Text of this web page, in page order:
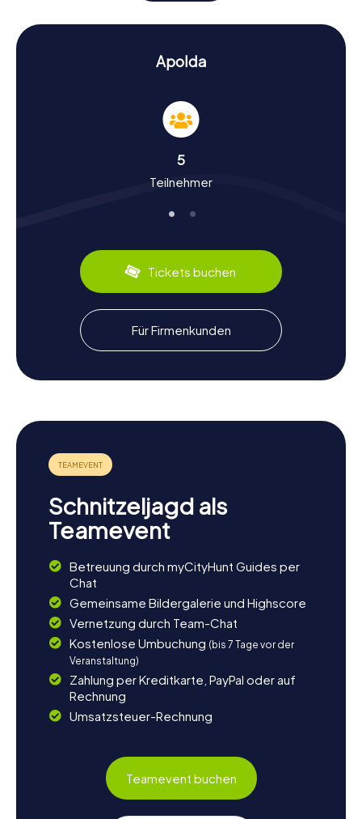
fantastischen Ausblick über die Stadt und die umliegende
Landschaft. An jeder dieser Stationen erwarten euch
knifflige Rätsel, die es zu lösen gilt.
Die myCityHunt Schnitzeljagden in Apolda sind nicht nur
Geschichte der Stadt. Apolda, bekannt als die
„Glockenstadt“, hat eine lange Tradition im
Stadt erlebte im 19. Jahrhundert durch die Textilindustrie
wichtigen Industriestandort in der Region. Wusstet ihr,
dass in Apolda die Hunderasse Dobermann gezüchtet
wurde? Dies und viele weitere interessante Fakten
erwarten euch auf eurer Schnitzeljagd. Probiert auch die
regionalen Köstlichkeiten, wie die Thüringer Bratwurst, die
hier besonders schmackhaft ist.
Nach der Schnitzeljagd in Apolda die
Umgebung erkunden
die Umgebung weiter erkunden. Ein Spaziergang entlang
der Ilm oder ein Besuch im nahegelegenen Weimar bieten
sich an, um den Tag ausklingen zu lassen. Wenn ihr noch
mehr über die Geschichte der Region erfahren möchtet,
seinem charmanten Ambiente beeindruckt. Genießt die
Ruhe der Natur oder lasst euch in einem der lokalen Cafés
nieder, um die Erlebnisse des Tages Revue passieren zu
euch die perfekte Gelegenheit, die Stadt und ihre
Umgebung auf einzigartige Weise kennenzulernen.
Apolda
5
Teilnehmer
Tickets buchen
Für Firmenkunden
Schnitzeljagd als
Teamevent
Betreuung durch myCityHunt Guides per
Chat
Gemeinsame Bildergalerie und Highscore
Vernetzung durch Team-Chat
Kostenlose Umbuchung (bis 7 Tage vor der
Veranstaltung)
Zahlung per Kreditkarte, PayPal oder auf
Rechnung
Umsatzsteuer-Rechnung
Teamevent buchen